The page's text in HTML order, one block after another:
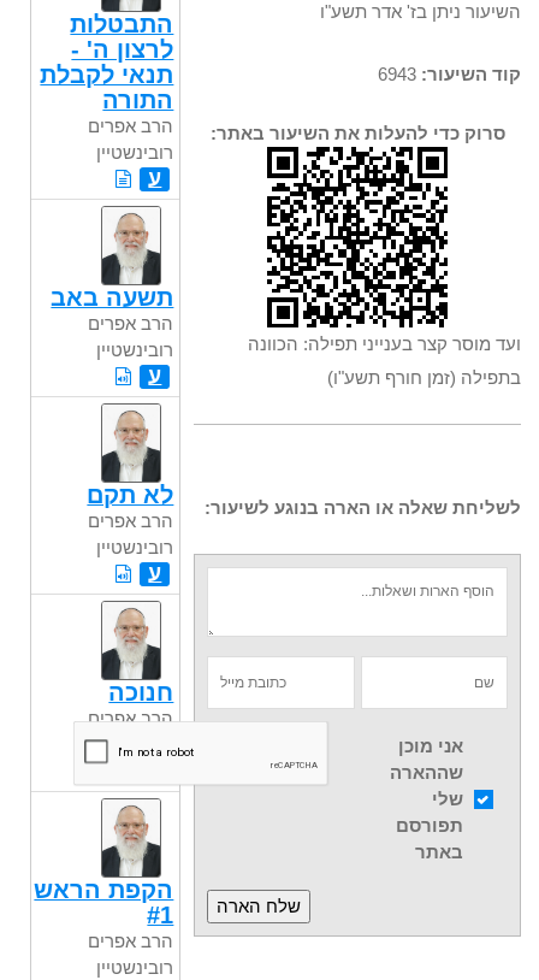
השיעור ניתן בז' אדר תשע"ו
קוד השיעור:
סרוק כדי להעלות את השיעור באתר:
ועד מוסר קצר בענייני תפילה: הכוונה
בתפילה (זמן חורף תשע"ו)
לשליחת שאלה או הארה בנוגע לשיעור:
אני מוכן
שההארה
שלי
תפורסם
באתר
התבטלות
לרצון ה' -
תנאי לקבלת
התורה
הרב אפרים
רובינשטיין
ע
תשעה באב
הרב אפרים
רובינשטיין
ע
לא תקם
הרב אפרים
רובינשטיין
ע
חנוכה
הרב אפרים
רובינשטיין
הקפת הראש
#1
הרב אפרים
רובינשטיין